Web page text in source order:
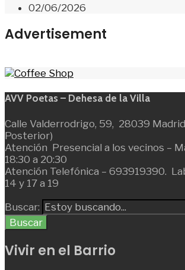
02/06/2026
Advertisement
AVV Poetas – Dehesa de la Villa
Calle Valderrodrigo, 59, 28039
Posterior)
Atención Presencial a los vecinos –
18:30 a 20:30
Atención Telefónica – 693919390.
14 y 17 a 19
Buscar:
Buscar
Vivir en el Barrio